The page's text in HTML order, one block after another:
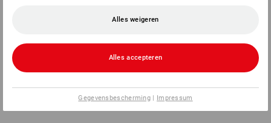
Alles weigeren
Alles accepteren
Gegevensbescherming | Impressum